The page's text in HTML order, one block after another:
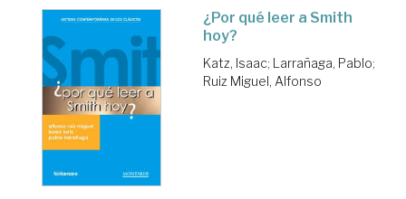
¿Por qué leer a Smith
hoy?
Katz, Isaac; Larrañaga, Pablo;
Ruiz Miguel, Alfonso